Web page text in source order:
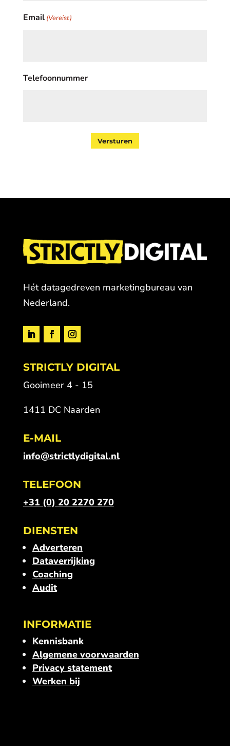
Email (Vereist)
Telefoonnummer
Versturen
Hét datagedreven marketingbureau van
Nederland.
STRICTLY DIGITAL
Gooimeer 4 - 15
1411 DC Naarden
E-MAIL
info@strictlydigital.nl
TELEFOON
+31 (0) 20 2270 270
DIENSTEN
Adverteren
Dataverrijking
Coaching
Audit
INFORMATIE
Kennisbank
Algemene voorwaarden
Privacy statement
Werken bij